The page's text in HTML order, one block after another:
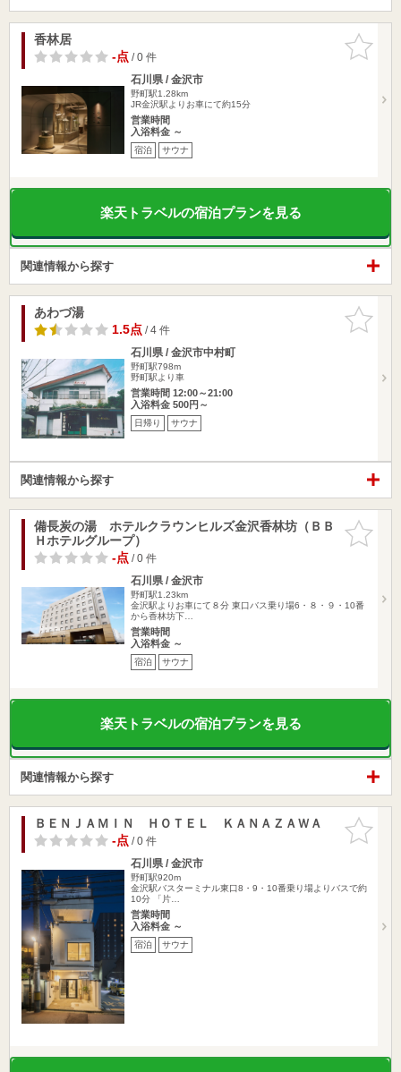
お気に入
りに追加
香林居
-点/ 0 件
石川県 / 金沢市
野町駅1.28km
JR金沢駅よりお車にて約15分
営業時間
入浴料金 ～
宿泊 サウナ
楽天トラベルの宿泊プランを見る
関連情報から探す
お気に入
りに追加
あわづ湯
1.5点/ 4 件
石川県 / 金沢市中村町
野町駅798m
野町駅より車
営業時間 12:00～21:00
入浴料金 500円～
日帰り サウナ
関連情報から探す
お気に入
りに追加
備長炭の湯 ホテルクラウンヒルズ金沢香林坊（ＢＢ
Ｈホテルグループ）
-点/ 0 件
石川県 / 金沢市
野町駅1.23km
金沢駅よりお車にて８分 東口バス乗り場6・８・９・10番
から香林坊下…
営業時間
入浴料金 ～
宿泊 サウナ
楽天トラベルの宿泊プランを見る
関連情報から探す
お気に入
りに追加
ＢＥＮＪＡＭＩＮ ＨＯＴＥＬ ＫＡＮＡＺＡＷＡ
-点/ 0 件
石川県 / 金沢市
野町駅920m
金沢駅バスターミナル東口8・9・10番乗り場よりバスで約
10分 「片…
営業時間
入浴料金 ～
宿泊 サウナ